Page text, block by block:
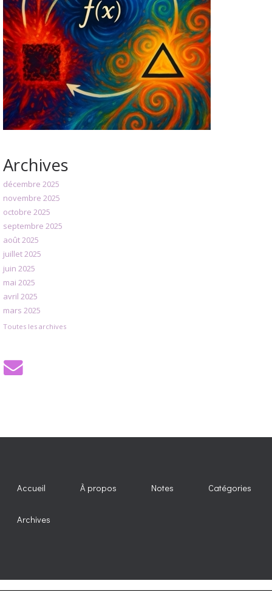
Archives
décembre 2025
novembre 2025
octobre 2025
septembre 2025
août 2025
juillet 2025
juin 2025
mai 2025
avril 2025
mars 2025
Toutes les archives
Accueil À propos Notes Catégories
Archives